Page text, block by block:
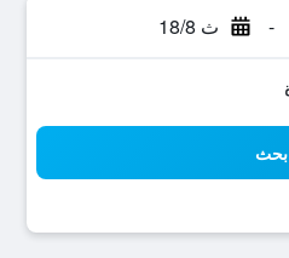
- ث 18/8
بحث